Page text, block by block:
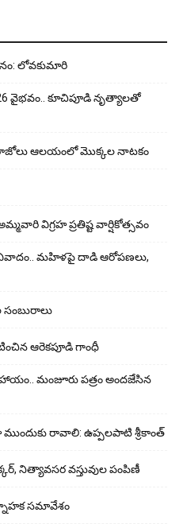
లోవ‌కుమారి
వైభవం.. కూచిపూడి నృత్యాలతో
ఆలయంలో మొక్కల నాటకం
విగ్రహ ప్రతిష్ట వార్షికోత్సవం
వివాదం.. మహిళపై దాడి ఆరోపణలు,
ఆరెకపూడి గాంధీ
మంజూరు పత్రం అందజేసిన
ముందుకు రావాలి: ఉప్పలపాటి శ్రీకాంత్
నిత్యావసర వస్తువుల పంపిణీ
సమావేశం